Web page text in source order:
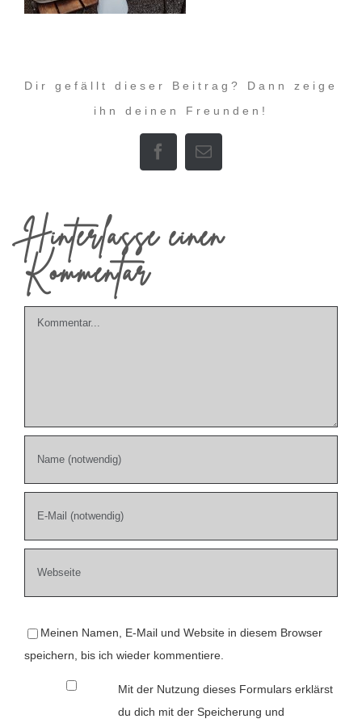
Dir gefällt dieser Beitrag? Dann zeige
ihn deinen Freunden!
Facebook
E-
Mail
Hinterlasse einen
Kommentar
Kommentar
Meinen Namen, E-Mail und Website in diesem Browser
speichern, bis ich wieder kommentiere.
Mit der Nutzung dieses Formulars erklärst
du dich mit der Speicherung und